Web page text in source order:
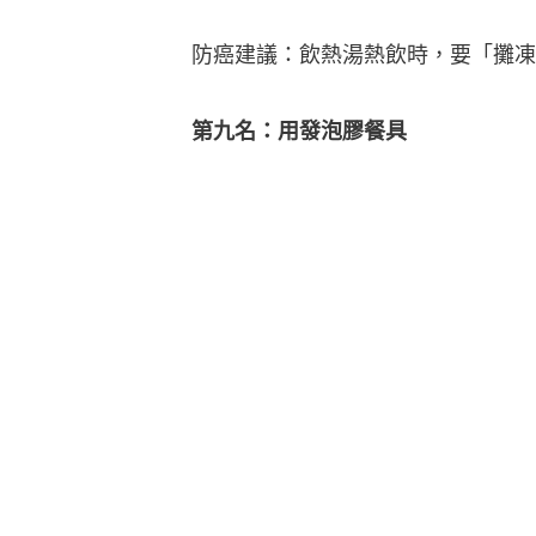
防癌建議：飲熱湯熱飲時，要「攤
第九名：用發泡膠餐具